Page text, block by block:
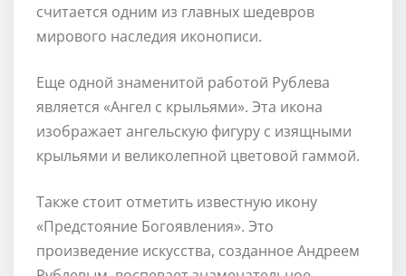
считается одним из главных шедевров
мирового наследия иконописи.
Еще одной знаменитой работой Рублева
является «Ангел с крыльями». Эта икона
изображает ангельскую фигуру с изящными
крыльями и великолепной цветовой гаммой.
Также стоит отметить известную икону
«Предстояние Богоявления». Это
произведение искусства, созданное Андреем